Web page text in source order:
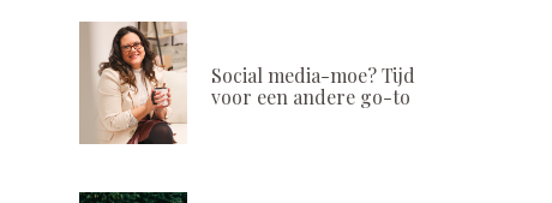
Social media-moe? Tijd
voor een andere go-to